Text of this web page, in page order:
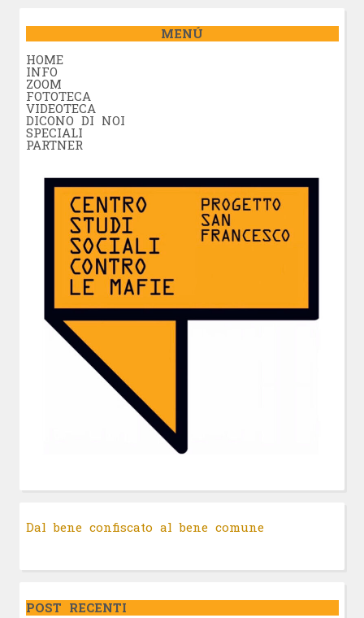
MENÚ
HOME
INFO
ZOOM
FOTOTECA
VIDEOTECA
DICONO DI NOI
SPECIALI
PARTNER
Dal bene confiscato al bene comune
POST RECENTI